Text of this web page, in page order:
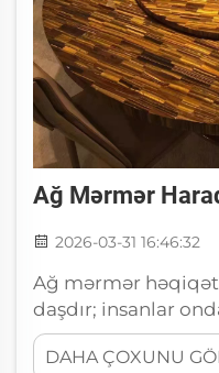
Ağ Mərmər
2026-03-31 16:46:32
Ağ mərmər
daşdır; insanlar
heykəllər və ya
edirlər. Lakin bu
DAHA ÇOXUNU